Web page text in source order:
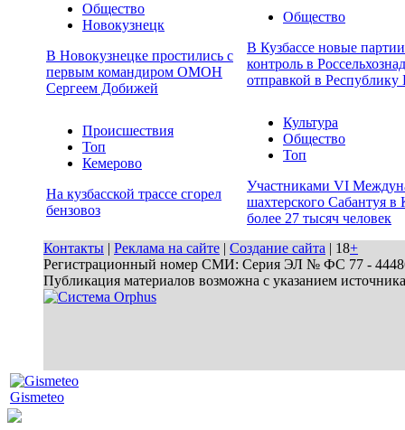
Общество
Новокузнецк
В Новокузнецке простились с
первым командиром ОМОН
Сергеем Добижей
Общество
В Кузбассе новые
контроль в
отправкой в Республику
Происшествия
Топ
Кемерово
На кузбасской трассе сгорел
бензовоз
Культура
Общество
Топ
Участниками VI
шахтерского Сабантуя в
более 27 тысяч человек
Контакты | Реклама на сайте | Создание сайта | 18+
Регистрационный номер СМИ: Серия ЭЛ № ФС 77 - 44486
Публикация материалов возможна с указанием
Gismeteo